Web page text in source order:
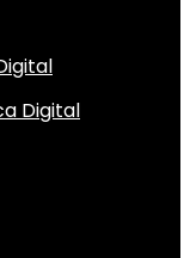
Digital